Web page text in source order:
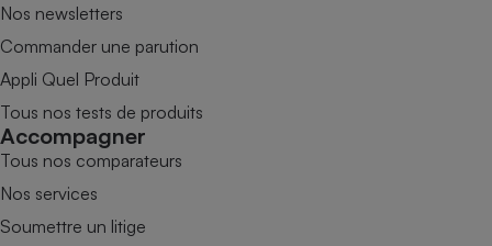
Nos newsletters
Commander une parution
Appli Quel Produit
Tous nos tests de produits
Accompagner
Tous nos comparateurs
Nos services
Soumettre un litige